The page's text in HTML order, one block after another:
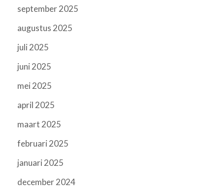
september 2025
augustus 2025
juli 2025
juni 2025
mei 2025
april 2025
maart 2025
februari 2025
januari 2025
december 2024